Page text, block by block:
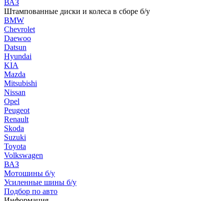
ВАЗ
Штампованные диски и колеса в сборе б/у
BMW
Chevrolet
Daewoo
Datsun
Hyundai
KIA
Mazda
Mitsubishi
Nissan
Opel
Peugeot
Renault
Skoda
Suzuki
Toyota
Volkswagen
ВАЗ
Мотошины б/у
Усиленные шины б/у
Подбор по авто